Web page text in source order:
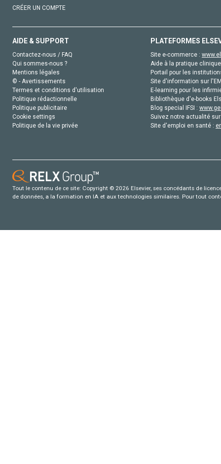
CRÉER UN COMPTE
AIDE & SUPPORT
Contactez-nous / FAQ
Qui sommes-nous ?
Mentions légales
© - Avertissements
Termes et conditions d'utilisation
Politique rédactionnelle
Politique publicitaire
Cookie settings
Politique de la vie privée
PLATEFORMES
Site e-commerce :
Aide à la pratique
Portail pour les
Site d'information sur
E-learning pour les
Bibliothèque d'e-books
Blog special IFSI :
Suivez notre actualité
Site d'emploi en santé :
Tout le contenu de ce site: Copyright © 2026 Elsevier, ses concédants de
de données, a la formation en IA et aux technologies similaires. Pour tout